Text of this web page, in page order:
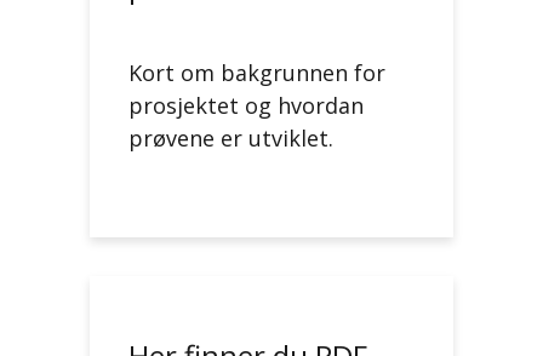
Kort om bakgrunnen for
prosjektet og hvordan
prøvene er utviklet.